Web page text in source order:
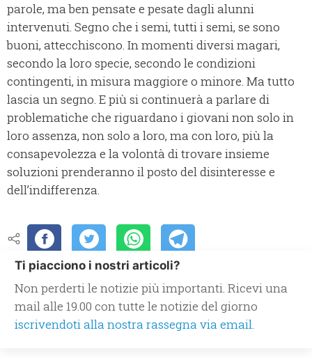
parole, ma ben pensate e pesate dagli alunni
intervenuti. Segno che i semi, tutti i semi, se sono
buoni, attecchiscono. In momenti diversi magari,
secondo la loro specie, secondo le condizioni
contingenti, in misura maggiore o minore. Ma tutto
lascia un segno. E più si continuerà a parlare di
problematiche che riguardano i giovani non solo in
loro assenza, non solo a loro, ma con loro, più la
consapevolezza e la volontà di trovare insieme
soluzioni prenderanno il posto del disinteresse e
dell’indifferenza.
Ti piacciono i nostri articoli?
Non perderti le notizie più importanti. Ricevi una
mail alle 19.00 con tutte le notizie del giorno
iscrivendoti alla nostra rassegna via email.